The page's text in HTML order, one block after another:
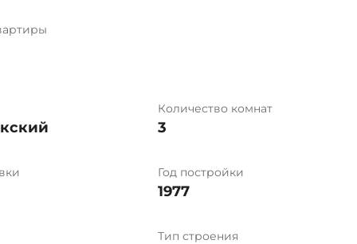
Количество комнат
3
Год постройки
1977
Тип строения